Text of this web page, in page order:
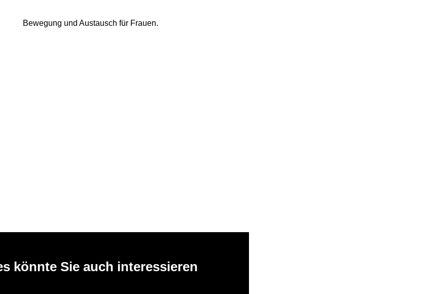
Bewegung und Austausch für Frauen.
könnte Sie auch interessieren